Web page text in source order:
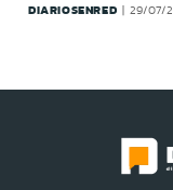
DIARIOSENRED 29/07/